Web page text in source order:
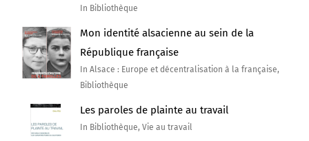
In Bibliothèque
Mon identité alsacienne au sein de la
République française
In Alsace : Europe et décentralisation à la française,
Bibliothèque
Les paroles de plainte au travail
In Bibliothèque, Vie au travail